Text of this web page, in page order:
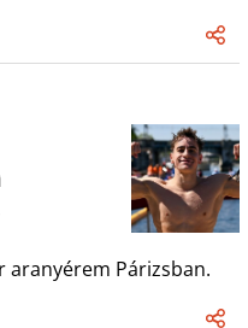
aranyérem Párizsban.